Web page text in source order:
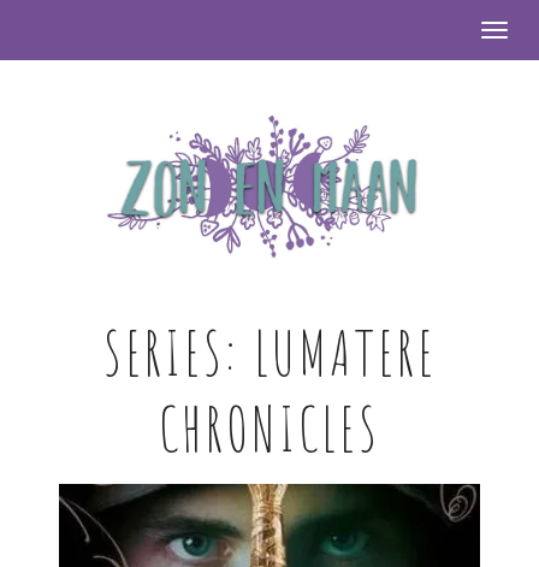
SERIES: LUMATERE
CHRONICLES